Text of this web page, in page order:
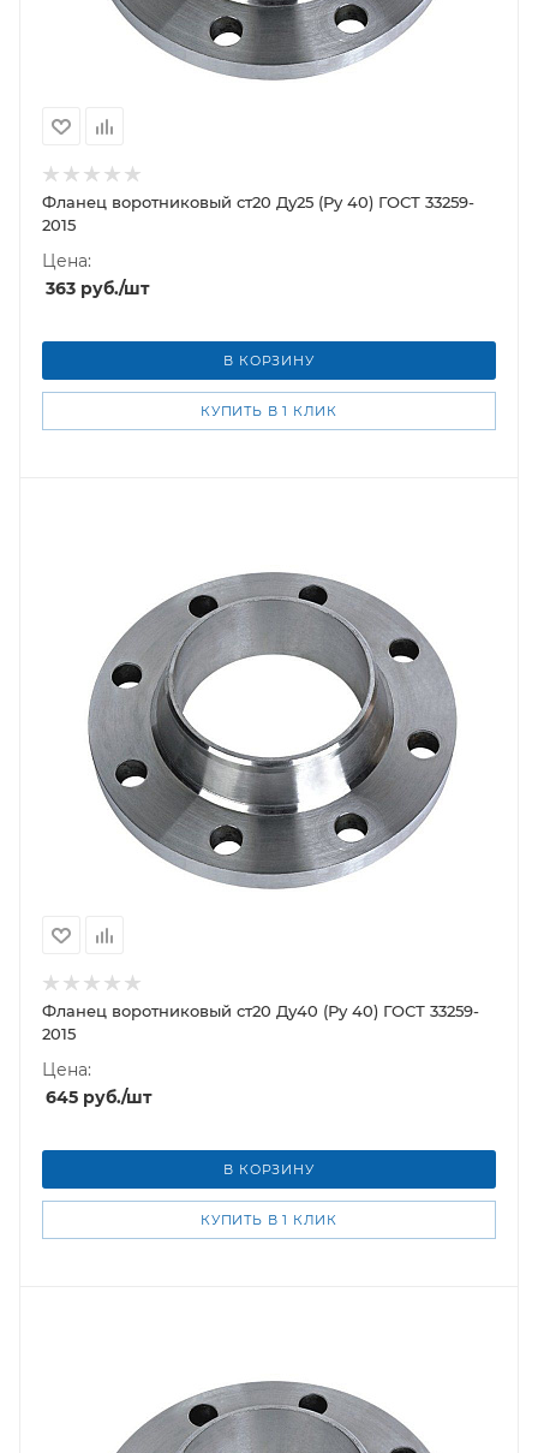
Фланец воротниковый ст20 Ду25 (Ру 40) ГОСТ 33259-
2015
Цена:
363 руб./шт
В КОРЗИНУ
КУПИТЬ В 1 КЛИК
Фланец воротниковый ст20 Ду40 (Ру 40) ГОСТ 33259-
2015
Цена:
645 руб./шт
В КОРЗИНУ
КУПИТЬ В 1 КЛИК